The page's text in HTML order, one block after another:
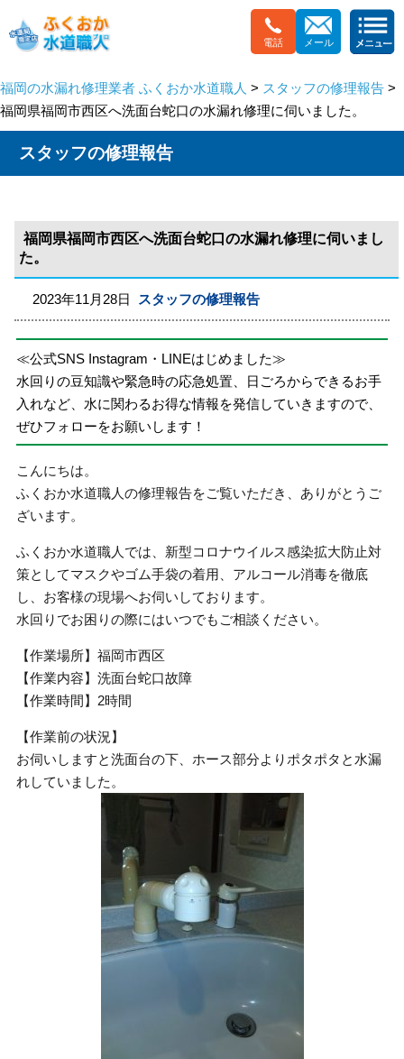
電話 メール
福岡の水漏れ修理業者 ふくおか水道職人 > スタッフの修理報告 >
福岡県福岡市西区へ洗面台蛇口の水漏れ修理に伺いました。
スタッフの修理報告
福岡県福岡市西区へ洗面台蛇口の水漏れ修理に伺いまし
た。
2023年11月28日 スタッフの修理報告
≪公式SNS Instagram・LINEはじめました≫
水回りの豆知識や緊急時の応急処置、日ごろからできるお手
入れなど、水に関わるお得な情報を発信していきますので、
ぜひフォローをお願いします！
こんにちは。
ふくおか水道職人の修理報告をご覧いただき、ありがとうご
ざいます。
ふくおか水道職人では、新型コロナウイルス感染拡大防止対
策としてマスクやゴム手袋の着用、アルコール消毒を徹底
し、お客様の現場へお伺いしております。
水回りでお困りの際にはいつでもご相談ください。
【作業場所】福岡市西区
【作業内容】洗面台蛇口故障
【作業時間】2時間
【作業前の状況】
お伺いしますと洗面台の下、ホース部分よりポタポタと水漏
れしていました。